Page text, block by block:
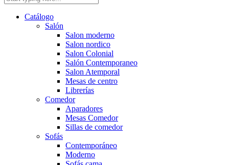
Catálogo
Salón
Salon moderno
Salon nordico
Salon Colonial
Salón Contemporaneo
Salon Atemporal
Mesas de centro
Librerías
Comedor
Aparadores
Mesas Comedor
Sillas de comedor
Sofás
Contemporáneo
Moderno